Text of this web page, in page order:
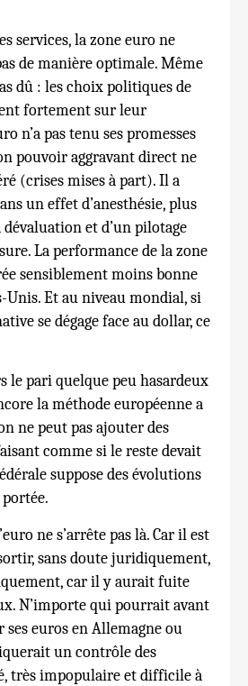
services, la zone euro ne
de manière optimale. Même
dû : les choix politiques de
fortement sur leur
n’a pas tenu ses promesses
pouvoir aggravant direct ne
(crises mises à part). Il a
un effet d’anesthésie, plus
et d’un pilotage
La performance de la zone
sensiblement moins bonne
Unis. Et au niveau mondial, si
se dégage face au dollar, ce
le pari quelque peu hasardeux
la méthode européenne a
ne peut pas ajouter des
comme si le reste devait
suppose des évolutions
ne s’arrête pas là. Car il est
sans doute juridiquement,
car il y aurait fuite
N’importe qui pourrait avant
euros en Allemagne ou
un contrôle des
très impopulaire et difficile à